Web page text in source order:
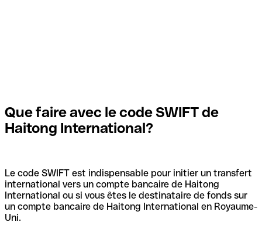
Que faire avec le code SWIFT de
Haitong International?
Le code SWIFT est indispensable pour initier un transfert
international vers un compte bancaire de Haitong
International ou si vous êtes le destinataire de fonds sur
un compte bancaire de Haitong International en Royaume-
Uni.